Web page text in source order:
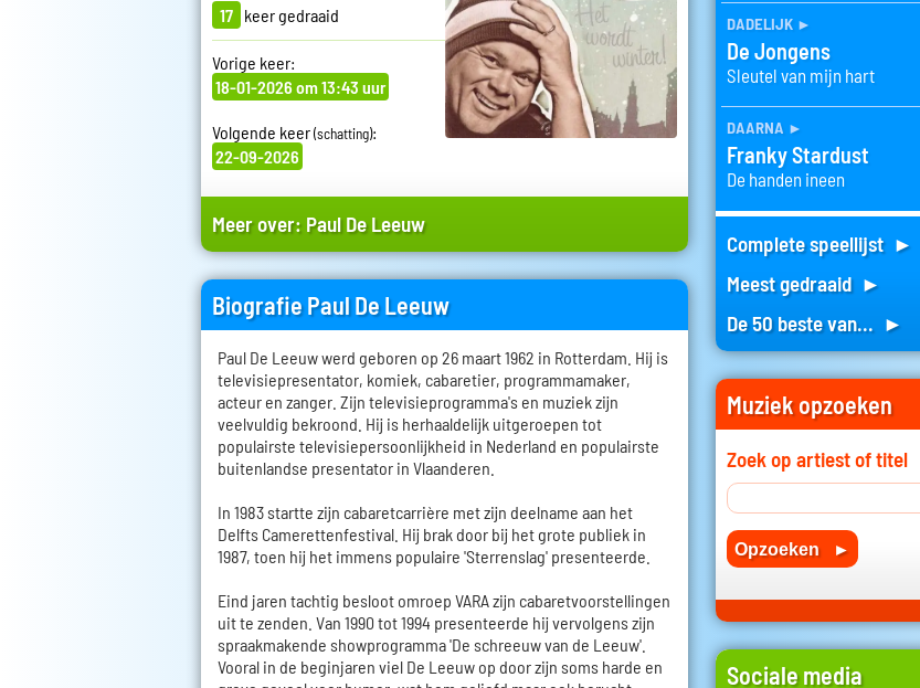
17 keer gedraaid
Vorige keer:
18-01-2026 om 13:43 uur
Volgende keer(schatting):
22-09-2026
Meer over: Paul De Leeuw
Biografie Paul De Leeuw
Paul De Leeuw werd geboren op 26 maart 1962 in Rotterdam. Hij is
televisiepresentator, komiek, cabaretier, programmamaker,
acteur en zanger. Zijn televisieprogramma's en muziek zijn
veelvuldig bekroond. Hij is herhaaldelijk uitgeroepen tot
populairste televisiepersoonlijkheid in Nederland en populairste
buitenlandse presentator in Vlaanderen.
In 1983 startte zijn cabaretcarrière met zijn deelname aan het
Delfts Camerettenfestival. Hij brak door bij het grote publiek in
1987, toen hij het immens populaire 'Sterrenslag' presenteerde.
Eind jaren tachtig besloot omroep VARA zijn cabaretvoorstellingen
uit te zenden. Van 1990 tot 1994 presenteerde hij vervolgens zijn
spraakmakende showprogramma 'De schreeuw van de Leeuw'.
Vooral in de beginjaren viel De Leeuw op door zijn soms harde en
dadelijk ►
De Jongens
Sleutel van mijn hart
daarna ►
Franky Stardust
De handen ineen
Complete speellijst ►
Meest gedraaid ►
De 50 beste van... ►
Muziek opzoeken
Zoek op artiest of titel
Sociale media